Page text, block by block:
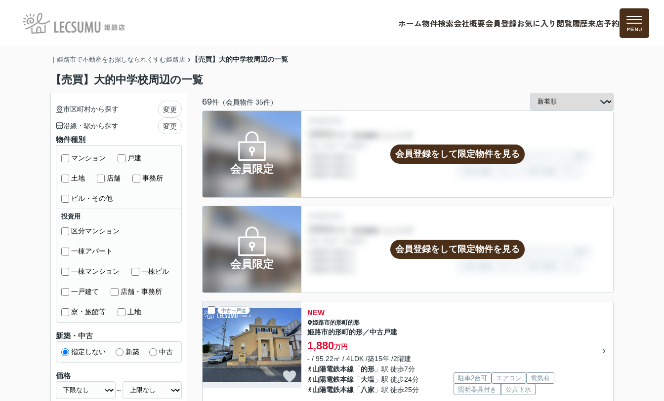
ホーム物件検索会社概要会員登録お気に入り 閲覧履歴来店予約
｜姫路市で不動産をお探しなられくすむ姫路店 【売買】大的中学校周辺の一覧
【売買】大的中学校周辺の一覧
69件（会員物件 35件）
会員限定
会員登録をして限定物件を見る
会員限定
会員登録をして限定物件を見る
中古一戸建 NEW
姫路市的形町的形
姫路市的形町的形／中古戸建
1,880万円
- / 95.22㎡ / 4LDK /築15年 /2階建
山陽電鉄本線 「的形 」駅 徒歩7分
山陽電鉄本線 「大塩 」駅 徒歩24分
山陽電鉄本線 「 八家 」駅 徒歩25分
駐車2台可 エアコン
電気有
照明器具付き
公共下水
市区町村から探す 変更
沿線・駅から探す 変更
物件種別
マンション 戸建
土地 店舗 事務所
ビル・その他
投資用
区分マンション
一棟アパート
一棟マンション 一棟ビル
一戸建て 店舗・事務所
寮・旅館等 土地
新築・中古
指定しない 新築 中古
価格
～